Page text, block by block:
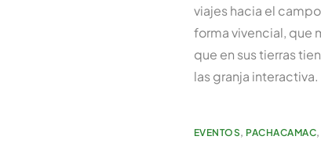
viajes hacia el
forma vivencial, que
que en sus tierras
las granja interactiva.
EVENTOS, PACHACAMAC,